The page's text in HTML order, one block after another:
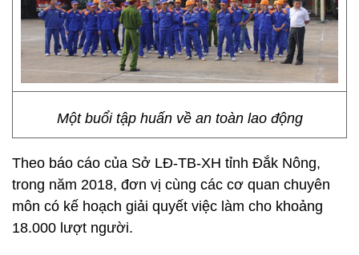
Một buổi tập huấn về an toàn lao động
Theo báo cáo của Sở LĐ-TB-XH tỉnh Đắk Nông,
trong năm 2018, đơn vị cùng các cơ quan chuyên
môn có kế hoạch giải quyết việc làm cho khoảng
18.000 lượt người.